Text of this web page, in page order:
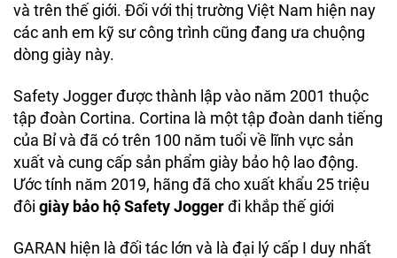
và trên thế giới. Đối với thị trường Việt Nam hiện nay
các anh em kỹ sư công trình cũng đang ưa chuộng
dòng giày này.
Safety Jogger được thành lập vào năm 2001 thuộc
tập đoàn Cortina. Cortina là một tập đoàn danh tiếng
của Bỉ và đã có trên 100 năm tuổi về lĩnh vực sản
xuất và cung cấp sản phẩm giày bảo hộ lao động.
Ước tính năm 2019, hãng đã cho xuất khẩu 25 triệu
đôi giày bảo hộ Safety Joggerđi khắp thế giới
GARAN hiện là đối tác lớn và là đại lý cấp I duy nhất